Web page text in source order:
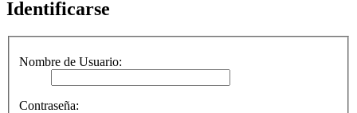
Identificarse
Nombre de Usuario:
Contraseña: